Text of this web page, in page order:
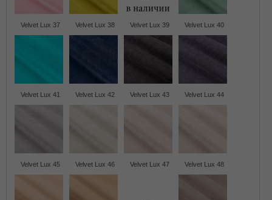
Velvet Lux 37 Velvet Lux 38 Velvet Lux 39 Velvet Lux 40
Velvet Lux 41 Velvet Lux 42 Velvet Lux 43 Velvet Lux 44
Velvet Lux 45 Velvet Lux 46 Velvet Lux 47 Velvet Lux 48